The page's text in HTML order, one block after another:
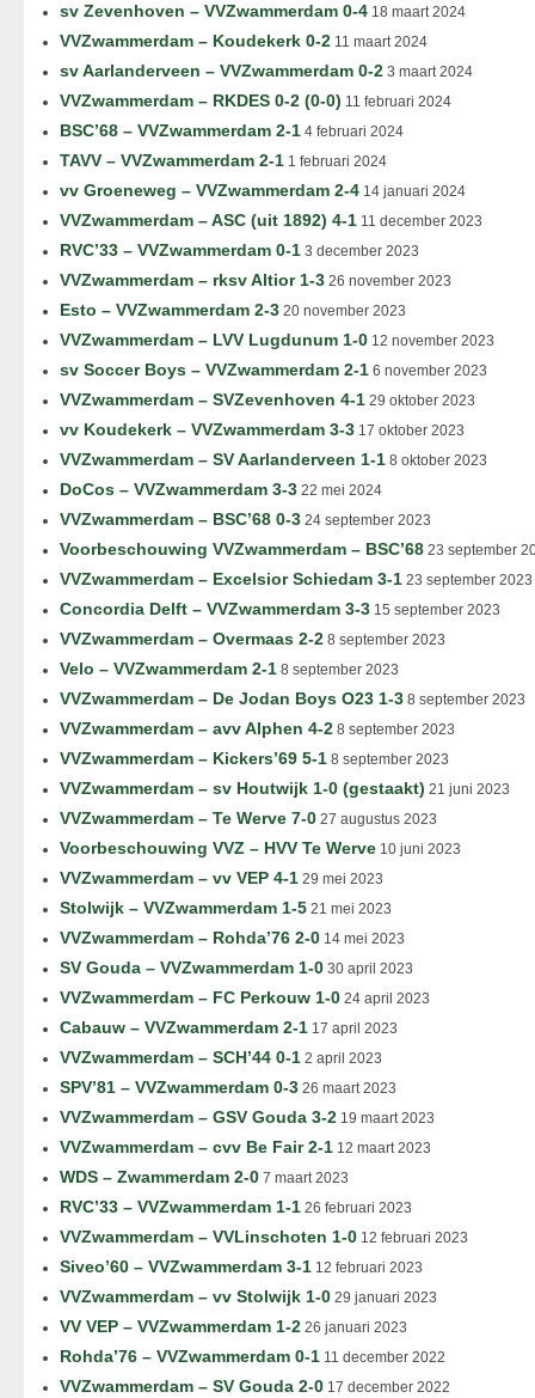
sv Zevenhoven – VVZwammerdam 0-4 18 maart 2024
VVZwammerdam – Koudekerk 0-2 11 maart 2024
sv Aarlanderveen – VVZwammerdam 0-2 3 maart 2024
VVZwammerdam – RKDES 0-2 (0-0) 11 februari 2024
BSC’68 – VVZwammerdam 2-1 4 februari 2024
TAVV – VVZwammerdam 2-1 1 februari 2024
vv Groeneweg – VVZwammerdam 2-4 14 januari 2024
VVZwammerdam – ASC (uit 1892) 4-1 11 december 2023
RVC’33 – VVZwammerdam 0-1 3 december 2023
VVZwammerdam – rksv Altior 1-3 26 november 2023
Esto – VVZwammerdam 2-3 20 november 2023
VVZwammerdam – LVV Lugdunum 1-0 12 november 2023
sv Soccer Boys – VVZwammerdam 2-1 6 november 2023
VVZwammerdam – SVZevenhoven 4-1 29 oktober 2023
vv Koudekerk – VVZwammerdam 3-3 17 oktober 2023
VVZwammerdam – SV Aarlanderveen 1-1 8 oktober 2023
DoCos – VVZwammerdam 3-3 22 mei 2024
VVZwammerdam – BSC’68 0-3 24 september 2023
Voorbeschouwing VVZwammerdam – BSC’68 23 september
VVZwammerdam – Excelsior Schiedam 3-1 23 september 2023
Concordia Delft – VVZwammerdam 3-3 15 september 2023
VVZwammerdam – Overmaas 2-2 8 september 2023
Velo – VVZwammerdam 2-1 8 september 2023
VVZwammerdam – De Jodan Boys O23 1-3 8 september 2023
VVZwammerdam – avv Alphen 4-2 8 september 2023
VVZwammerdam – Kickers’69 5-1 8 september 2023
VVZwammerdam – sv Houtwijk 1-0 (gestaakt) 21 juni 2023
VVZwammerdam – Te Werve 7-0 27 augustus 2023
Voorbeschouwing VVZ – HVV Te Werve 10 juni 2023
VVZwammerdam – vv VEP 4-1 29 mei 2023
Stolwijk – VVZwammerdam 1-5 21 mei 2023
VVZwammerdam – Rohda’76 2-0 14 mei 2023
SV Gouda – VVZwammerdam 1-0 30 april 2023
VVZwammerdam – FC Perkouw 1-0 24 april 2023
Cabauw – VVZwammerdam 2-1 17 april 2023
VVZwammerdam – SCH’44 0-1 2 april 2023
SPV’81 – VVZwammerdam 0-3 26 maart 2023
VVZwammerdam – GSV Gouda 3-2 19 maart 2023
VVZwammerdam – cvv Be Fair 2-1 12 maart 2023
WDS – Zwammerdam 2-0 7 maart 2023
RVC’33 – VVZwammerdam 1-1 26 februari 2023
VVZwammerdam – VVLinschoten 1-0 12 februari 2023
Siveo’60 – VVZwammerdam 3-1 12 februari 2023
VVZwammerdam – vv Stolwijk 1-0 29 januari 2023
VV VEP – VVZwammerdam 1-2 26 januari 2023
Rohda’76 – VVZwammerdam 0-1 11 december 2022
VVZwammerdam – SV Gouda 2-0 17 december 2022